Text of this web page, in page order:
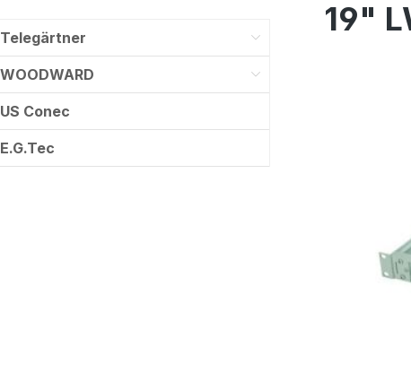
Telegärtner
WOODWARD
US Conec
E.G.Tec
19"